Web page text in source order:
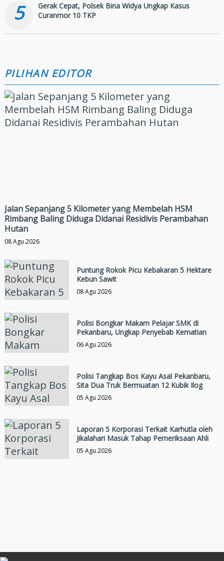
5
Gerak Cepat, Polsek Bina Widya Ungkap Kasus
Curanmor 10 TKP
PILIHAN EDITOR
Jalan Sepanjang 5 Kilometer yang Membelah HSM
Rimbang Baling Diduga Didanai Residivis Perambahan
Hutan
08 Agu 2026
Puntung Rokok Picu Kebakaran 5 Hektare
Kebun Sawit
08 Agu 2026
Polisi Bongkar Makam Pelajar SMK di
Pekanbaru, Ungkap Penyebab Kematian
06 Agu 2026
Polisi Tangkap Bos Kayu Asal Pekanbaru,
Sita Dua Truk Bermuatan 12 Kubik Ilog
05 Agu 2026
Laporan 5 Korporasi Terkait Karhutla oleh
Jikalahari Masuk Tahap Pemeriksaan Ahli
05 Agu 2026